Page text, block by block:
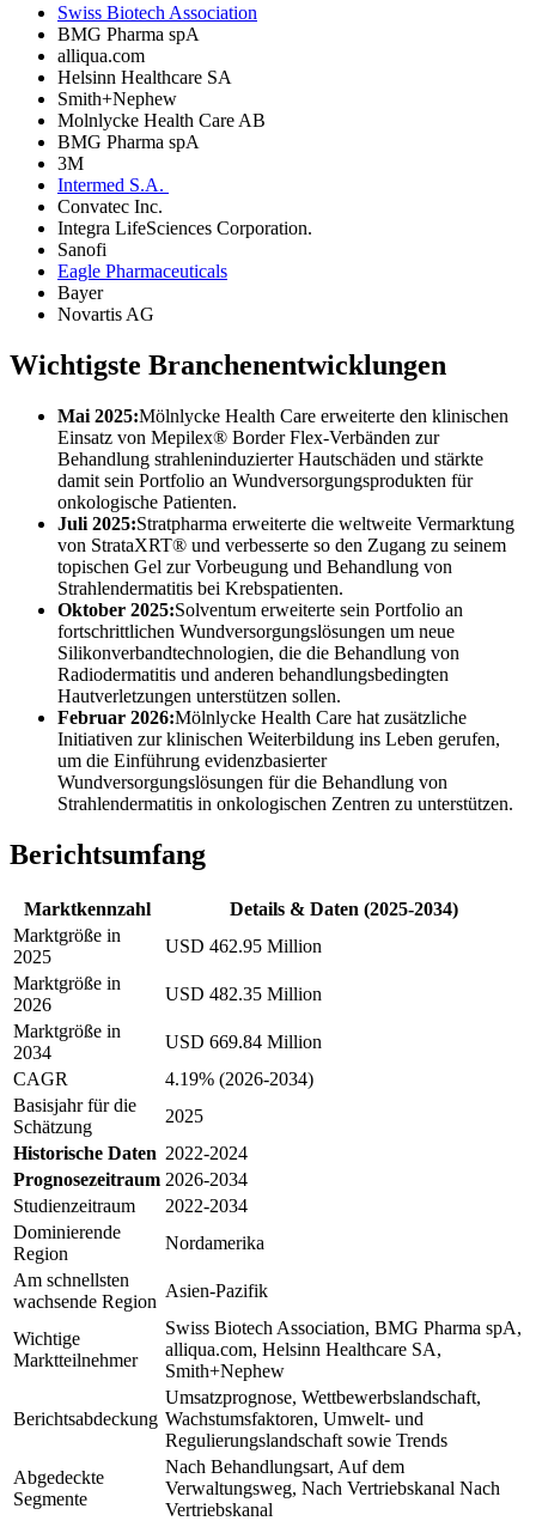
Swiss Biotech Association
BMG Pharma spA
alliqua.com
Helsinn Healthcare SA
Smith+Nephew
Molnlycke Health Care AB
BMG Pharma spA
3M
Intermed S.A.
Convatec Inc.
Integra LifeSciences Corporation.
Sanofi
Eagle Pharmaceuticals
Bayer
Novartis AG
Wichtigste Branchenentwicklungen
Mai 2025:Mölnlycke Health Care erweiterte den klinischen
Einsatz von Mepilex® Border Flex-Verbänden zur
Behandlung strahleninduzierter Hautschäden und stärkte
damit sein Portfolio an Wundversorgungsprodukten für
onkologische Patienten.
Juli 2025:Stratpharma erweiterte die weltweite Vermarktung
von StrataXRT® und verbesserte so den Zugang zu seinem
topischen Gel zur Vorbeugung und Behandlung von
Strahlendermatitis bei Krebspatienten.
Oktober 2025:Solventum erweiterte sein Portfolio an
fortschrittlichen Wundversorgungslösungen um neue
Silikonverbandtechnologien, die die Behandlung von
Radiodermatitis und anderen behandlungsbedingten
Hautverletzungen unterstützen sollen.
Februar 2026:Mölnlycke Health Care hat zusätzliche
Initiativen zur klinischen Weiterbildung ins Leben gerufen,
um die Einführung evidenzbasierter
Wundversorgungslösungen für die Behandlung von
Strahlendermatitis in onkologischen Zentren zu unterstützen.
Berichtsumfang
Marktkennzahl
Details & Daten (2025-2034)
Marktgröße in
2025
USD 462.95 Million
Marktgröße in
2026
USD 482.35 Million
Marktgröße in
2034
USD 669.84 Million
CAGR
4.19% (2026-2034)
Basisjahr für die
Schätzung
2025
Historische Daten 2022-2024
Prognosezeitraum 2026-2034
Studienzeitraum
2022-2034
Dominierende
Region
Nordamerika
Am schnellsten
wachsende Region
Asien-Pazifik
Wichtige
Marktteilnehmer
Swiss Biotech Association, BMG Pharma spA,
alliqua.com, Helsinn Healthcare SA,
Smith+Nephew
Berichtsabdeckung
Umsatzprognose, Wettbewerbslandschaft,
Wachstumsfaktoren, Umwelt- und
Regulierungslandschaft sowie Trends
Abgedeckte
Segmente
Nach Behandlungsart, Auf dem
Verwaltungsweg, Nach Vertriebskanal Nach
Vertriebskanal